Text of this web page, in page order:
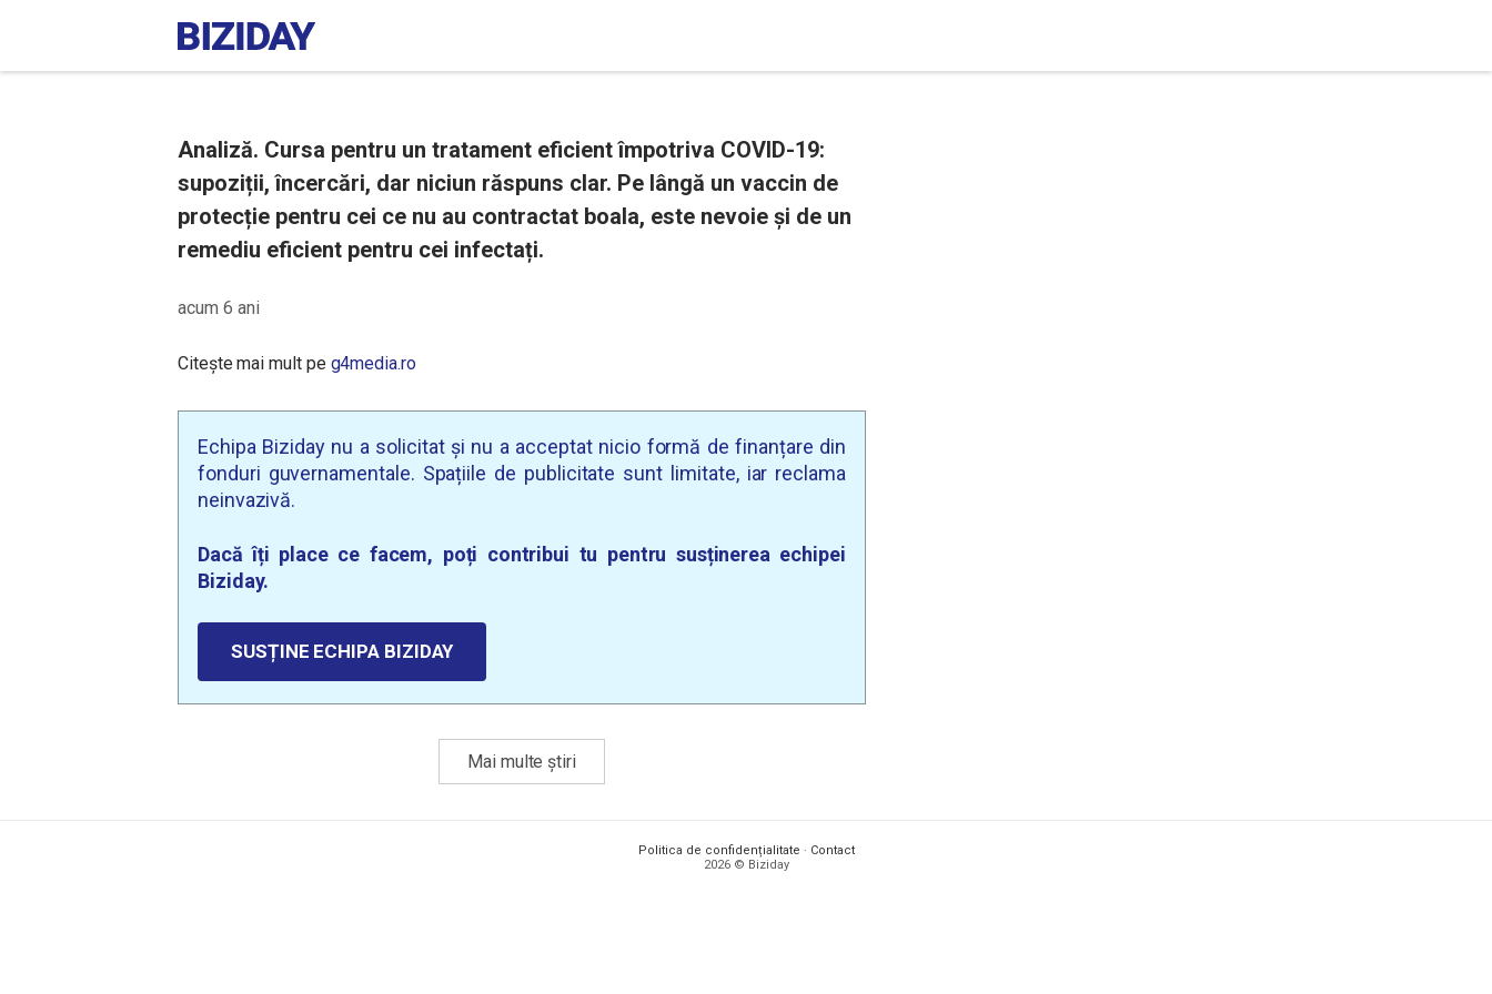
Analiză. Cursa pentru un tratament eficient împotriva COVID-19:
supoziții, încercări, dar niciun răspuns clar. Pe lângă un vaccin de
protecție pentru cei ce nu au contractat boala, este nevoie și de un
remediu eficient pentru cei infectați.
acum 6 ani
Citește mai mult pe g4media.ro
Echipa Biziday nu a solicitat și nu a acceptat nicio formă de finanțare din
fonduri guvernamentale. Spațiile de publicitate sunt limitate, iar reclama
neinvazivă.
Dacă îți place ce facem, poți contribui tu pentru susținerea echipei
Biziday.
SUSȚINE ECHIPA BIZIDAY
Mai multe știri
Politica de confidențialitate · Contact
2026 © Biziday